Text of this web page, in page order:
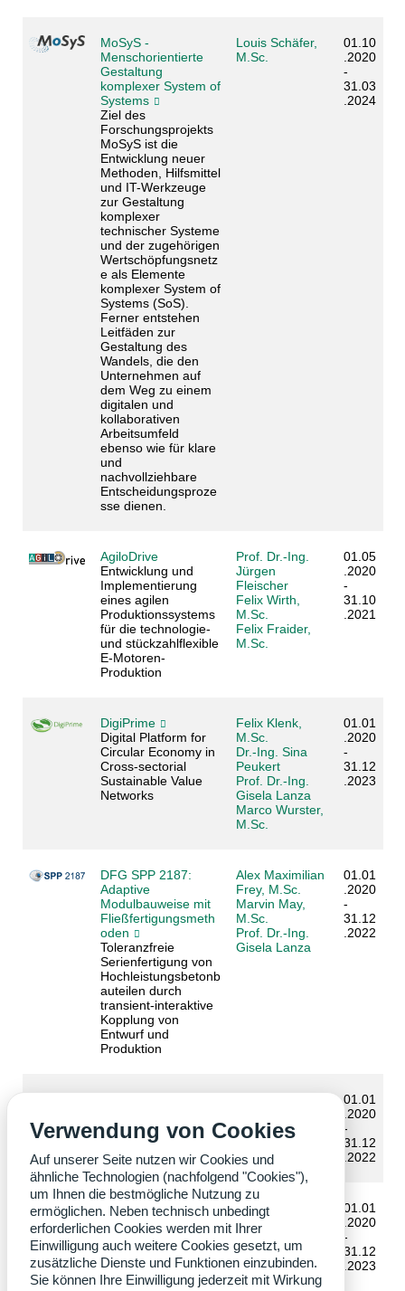
MoSyS -
Menschorientierte
Gestaltung
komplexer System of
Systems
Ziel des
Forschungsprojekts
MoSyS ist die
Entwicklung neuer
Methoden, Hilfsmittel
und IT-Werkzeuge
zur Gestaltung
komplexer
technischer Systeme
und der zugehörigen
Wertschöpfungsnetz
e als Elemente
komplexer System of
Systems (SoS).
Ferner entstehen
Leitfäden zur
Gestaltung des
Wandels, die den
Unternehmen auf
dem Weg zu einem
digitalen und
kollaborativen
Arbeitsumfeld
ebenso wie für klare
und
nachvollziehbare
Entscheidungsproze
sse dienen.
Louis Schäfer,
M.Sc.
01.10
.2020
-
31.03
.2024
AgiloDrive
Entwicklung und
Implementierung
eines agilen
Produktionssystems
für die technologie-
und stückzahlflexible
E-Motoren-
Produktion
Prof. Dr.-Ing.
Jürgen
Fleischer
Felix Wirth,
M.Sc.
Felix Fraider,
M.Sc.
01.05
.2020
-
31.10
.2021
DigiPrime
Digital Platform for
Circular Economy in
Cross-sectorial
Sustainable Value
Networks
Felix Klenk,
M.Sc.
Dr.-Ing. Sina
Peukert
Prof. Dr.-Ing.
Gisela Lanza
Marco Wurster,
M.Sc.
01.01
.2020
-
31.12
.2023
DFG SPP 2187:
Adaptive
Modulbauweise mit
Fließfertigungsmeth
oden
Toleranzfreie
Serienfertigung von
Hochleistungsbetonb
auteilen durch
transient-interaktive
Kopplung von
Entwurf und
Produktion
Alex Maximilian
Frey, M.Sc.
Marvin May,
M.Sc.
Prof. Dr.-Ing.
Gisela Lanza
01.01
.2020
-
31.12
.2022
Technologien für die
Teaminteraktion von
morgen
01.01
.2020
-
31.12
.2022
AgiloBat
Agile Produktion von
Batteriezellen
Prof. Dr.-Ing.
Jürgen
Fleischer
Dominik Mayer,
M. Sc.
Tobias Storz, M.
01.01
.2020
-
31.12
.2023
Verwendung von Cookies
Auf unserer Seite nutzen wir Cookies und
ähnliche Technologien (nachfolgend "Cookies"),
um Ihnen die bestmögliche Nutzung zu
ermöglichen. Neben technisch unbedingt
erforderlichen Cookies werden mit Ihrer
Einwilligung auch weitere Cookies gesetzt, um
zusätzliche Dienste und Funktionen einzubinden.
Sie können Ihre Einwilligung jederzeit mit Wirkung